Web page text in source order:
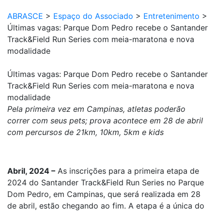
ABRASCE > Espaço do Associado > Entretenimento >
Últimas vagas: Parque Dom Pedro recebe o Santander
Track&Field Run Series com meia-maratona e nova
modalidade
Últimas vagas: Parque Dom Pedro recebe o Santander
Track&Field Run Series com meia-maratona e nova
modalidade
Pela primeira vez em Campinas, atletas poderão
correr com seus pets; prova acontece em 28 de abril
com percursos de 21km, 10km, 5km e kids
Abril, 2024 – As inscrições para a primeira etapa de
2024 do Santander Track&Field Run Series no Parque
Dom Pedro, em Campinas, que será realizada em 28
de abril, estão chegando ao fim. A etapa é a única do